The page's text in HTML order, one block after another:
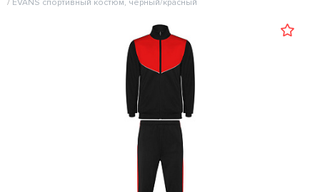
EVANS спортивный костюм, черный/красный